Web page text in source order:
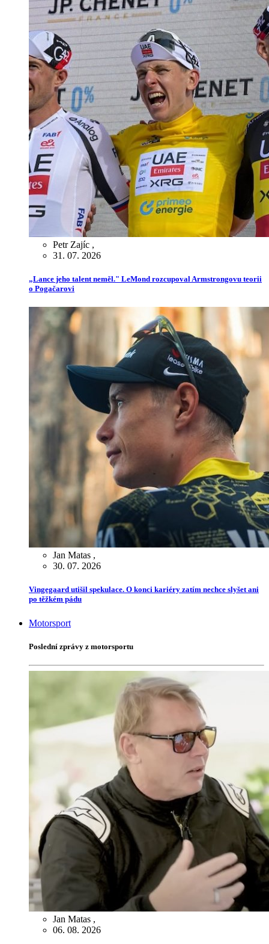
Petr Zajíc ,
31. 07. 2026
„Lance jeho talent neměl." LeMond rozcupoval Armstrongovu teorii
o Pogačarovi
Jan Matas ,
30. 07. 2026
Vingegaard utišil spekulace. O konci kariéry zatím nechce slyšet ani
po těžkém pádu
Motorsport
Poslední zprávy z motorsportu
Jan Matas ,
06. 08. 2026